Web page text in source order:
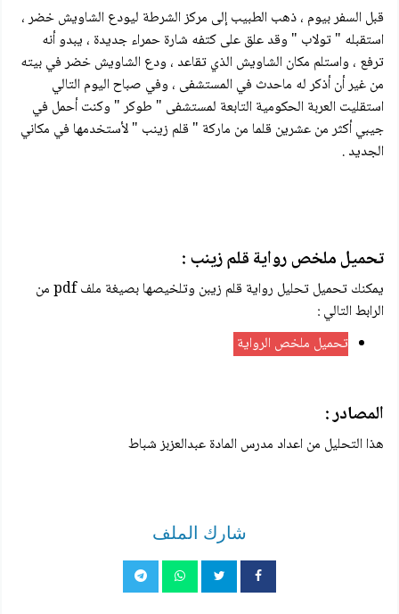
قبل السفر بيوم ، ذهب الطبيب إلى مركز الشرطة ليودع الشاويش خضر ،
استقبله " تولاب " وقد علق على كتفه شارة حمراء جديدة ، يبدو أنه
ترفع ، واستلم مكان الشاويش الذي تقاعد ، ودع الشاويش خضر في بيته
من غير أن أذكر له ماحدث في المستشفى ، وفي صباح اليوم التالي
استقليت العربة الحكومية التابعة لمستشفى " طوكر " وكنت أحمل في
جيبي أكثر من عشرين قلما من ماركة " قلم زينب " لأستخدمها في مكاني
الجديد .
تحميل ملخص رواية قلم زينب :
يمكنك تحميل تحليل رواية قلم زيبن وتلخيصها بصيغة ملف pdf من
الرابط التالي :
تحميل ملخص الرواية
المصادر :
هذا التحليل من اعداد مدرس المادة عبدالعزبز شباط
شارك الملف